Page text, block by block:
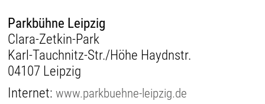
Parkbühne Leipzig
Clara-Zetkin-Park
Karl-Tauchnitz-Str./Höhe Haydnstr.
04107 Leipzig
Internet:www.parkbuehne-leipzig.de